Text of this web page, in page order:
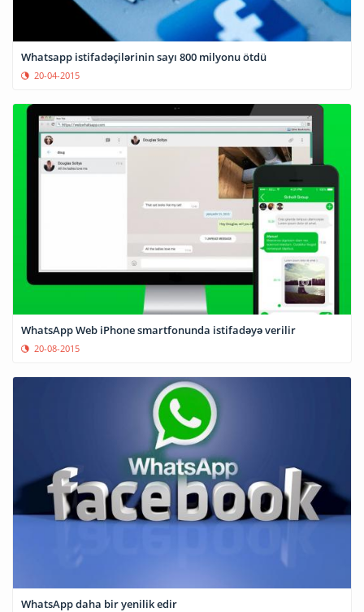
Whatsapp istifadəçilərinin sayı 800 milyonu ötdü
20-04-2015
WhatsApp Web iPhone smartfonunda istifadəyə verilir
20-08-2015
WhatsApp daha bir yenilik edir